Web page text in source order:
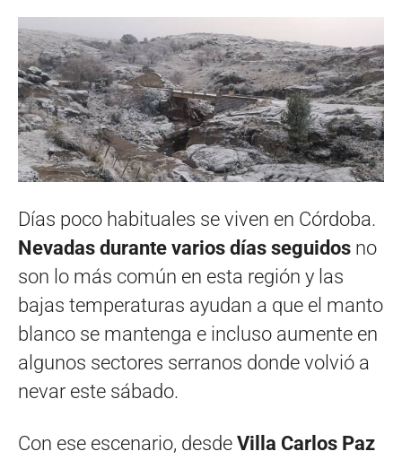
Días poco habituales se viven en Córdoba.
Nevadas durante varios días seguidos no
son lo más común en esta región y las
bajas temperaturas ayudan a que el manto
blanco se mantenga e incluso aumente en
algunos sectores serranos donde volvió a
nevar este sábado.
Con ese escenario, desde Villa Carlos Paz